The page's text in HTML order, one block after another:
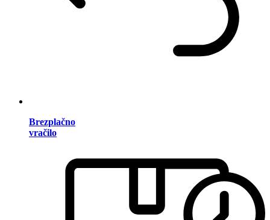
Brezplačno
vračilo